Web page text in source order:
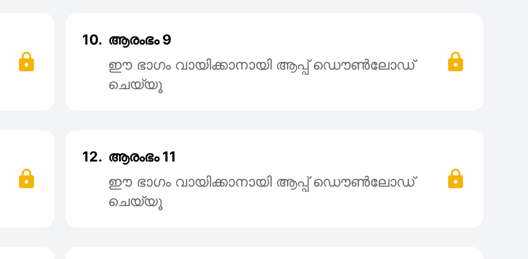
10. ആരംഭം 9
ഈ ഭാഗം വായിക്കാനായി ആപ്പ് ഡൌൺലോഡ്
ചെയ്യൂ
12. ആരംഭം 11
ഈ ഭാഗം വായിക്കാനായി ആപ്പ് ഡൌൺലോഡ്
ചെയ്യൂ